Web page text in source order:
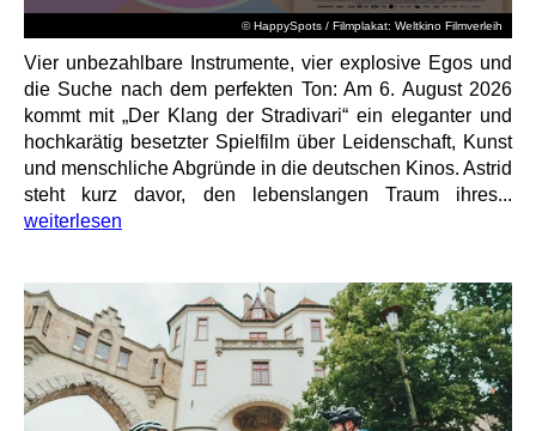
© HappySpots / Filmplakat: Weltkino Filmverleih
Vier unbezahlbare Instrumente, vier explosive Egos und
die Suche nach dem perfekten Ton: Am 6. August 2026
kommt mit „Der Klang der Stradivari“ ein eleganter und
hochkarätig besetzter Spielfilm über Leidenschaft, Kunst
und menschliche Abgründe in die deutschen Kinos. Astrid
steht kurz davor, den lebenslangen Traum ihres...
weiterlesen